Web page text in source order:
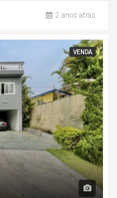
2 anos atrás
VENDA